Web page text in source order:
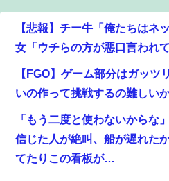
【悲報】チー牛「俺たちはネ
女「ウチらの方が悪口言われ
【FGO】ゲーム部分はガッツ
いの作って挑戦するの難しい
「もう二度と使わないからな
信じた人が絶叫、船が遅れた
てたりこの看板が…